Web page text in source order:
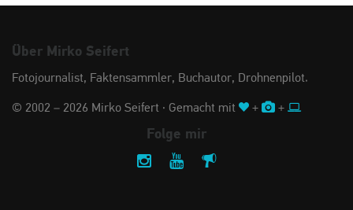
Über Mirko Seifert
Fotojournalist, Faktensammler, Buchautor, Drohnenpilot.
© 2002 – 2026 Mirko Seifert · Gemacht mit + +
Folge mir